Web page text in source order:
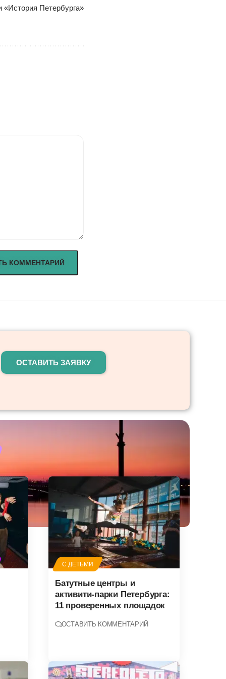
«История Петербурга»
ОСТАВИТЬ ЗАЯВКУ
С ДЕТЬМИ
Батутные центры и
активити-парки Петербурга:
11 проверенных площадок
ОСТАВИТЬ КОММЕНТАРИЙ